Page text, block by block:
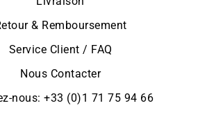
& Remboursement
Service Client / FAQ
Nous Contacter
nous: +33 (0)1 71 75 94 66